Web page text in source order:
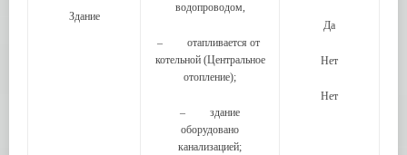
Здание
водопроводом,
– отапливается от
котельной (Центральное
отопление);
– здание
оборудовано
канализацией;
Да
Нет
Нет